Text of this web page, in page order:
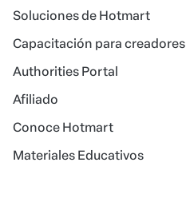
Soluciones de Hotmart
Capacitación para creadores
Authorities Portal
Afiliado
Conoce Hotmart
Materiales Educativos